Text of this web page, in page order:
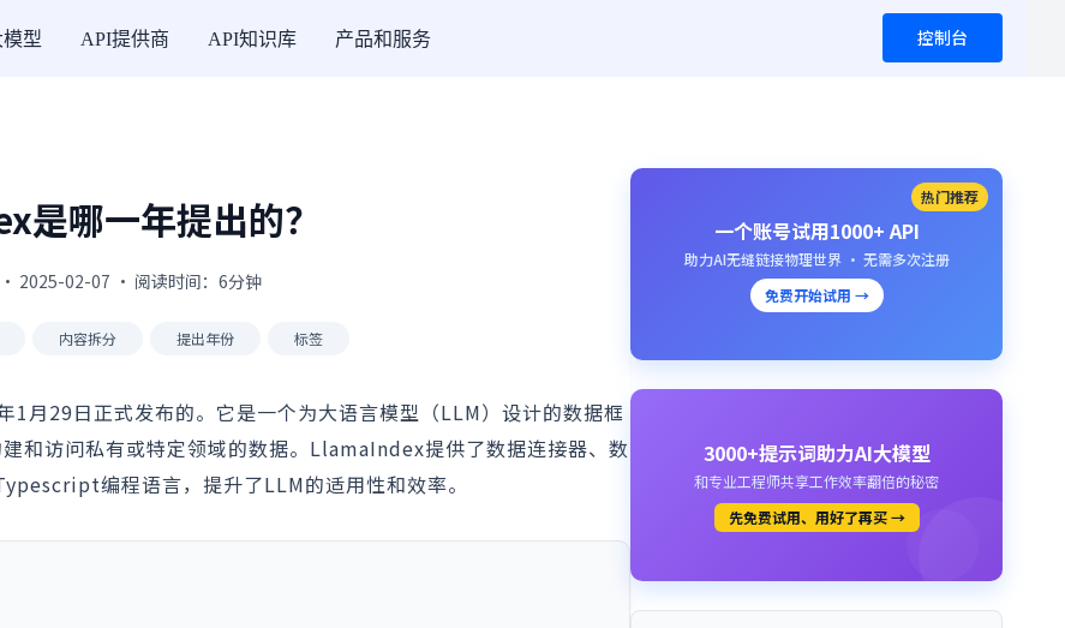
型 API提供商 API知识库 产品和服务 控制台
是哪一年提出的？
2025-02-07 · 阅读时间：6分钟
内容拆分 提出年份 标签
29日正式发布的。它是一个为大语言模型（LLM）设计的数据框
和访问私有或特定领域的数据。LlamaIndex提供了数据连接器、数
编程语言，提升了LLM的适用性和效率。
热门推荐
一个账号试用1000+ API
助力AI无缝链接物理世界 · 无需多次注册
免费开始试用 →
3000+提示词助力AI大模型
和专业工程师共享工作效率翻倍的秘密
先免费试用、用好了再买 →